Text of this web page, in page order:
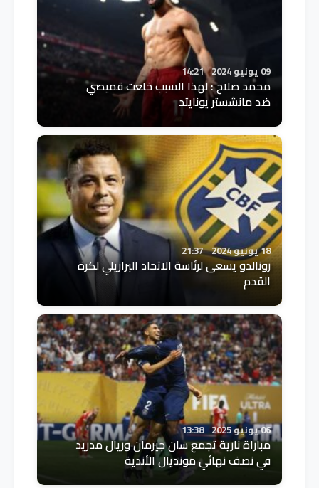
09 يونيو 2024 14:21
محمد صلاح : لهذا السبب خلعت قميصي
ضد مانشستر يونايتد
18 يونيو 2024 21:37
رونالدو يسعى لرئاسة الاتحاد البرازيلي لكرة
القدم
06 يونيو 2025 13:38
مباراة نارية تجمع سان جيرمان وريال مدريد
في نصف نهائي مونديال الأندية